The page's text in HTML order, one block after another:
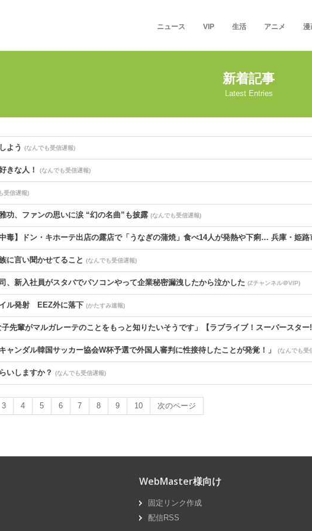
ニュース VIP 生活 アニメ 漫
新着記事
Latest Entries
よう (なんでも受信遅報)
きな人！ (なんでも受信遅報)
受信遅報)
功、ファンの思いに涙 “幻の名曲”も披露 (なんでも受信遅報)
中毒】ドン・キホーテ出店の露店で「うなぎの蒲焼」食べ14人が発熱や下痢… 兵庫・姫路
に言い聞かせてること (なんでも受信遅報)
、新入社員がスタバでパソコンやって企業秘密漏洩したから泣かした (Zチャンネル＠VIP)
ル発射 EEZ外に落下 (かたすみ速報)
子先輩がマルガレーテのことをもっと知りたいそうです」【ラブライブ！スーパースター
ャンダル韓国サッカー協会W杯予選で外国人審判に性接待したことが発覚！」 (なんでも受
いしますか？ (なんでも受信遅報)
むつ交換で噛みつかれ」看護助手の男を逮捕 90歳入院患者の顔や腹を殴るなどケガ
ないね
た私が180度変わった」 病名公表を決意させた、次男からの言葉明かす
グカー、強風に煽られて転倒wwwwwwwwwwwwwwwwwwwwwwwwwww
3 4 5 6 7 8 9 10 次のページ
WebMaster様向け
固定リンク作成
配信RSS